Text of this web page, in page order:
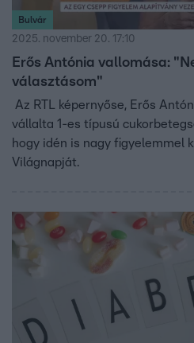
Bulvár
2025. november 20. 17:10
Erős Antónia vallomása:
választásom"
Az RTL képernyőse, Erős
vállalta 1-es típusú
hogy idén is nagy figyelemmel
Világnapját.